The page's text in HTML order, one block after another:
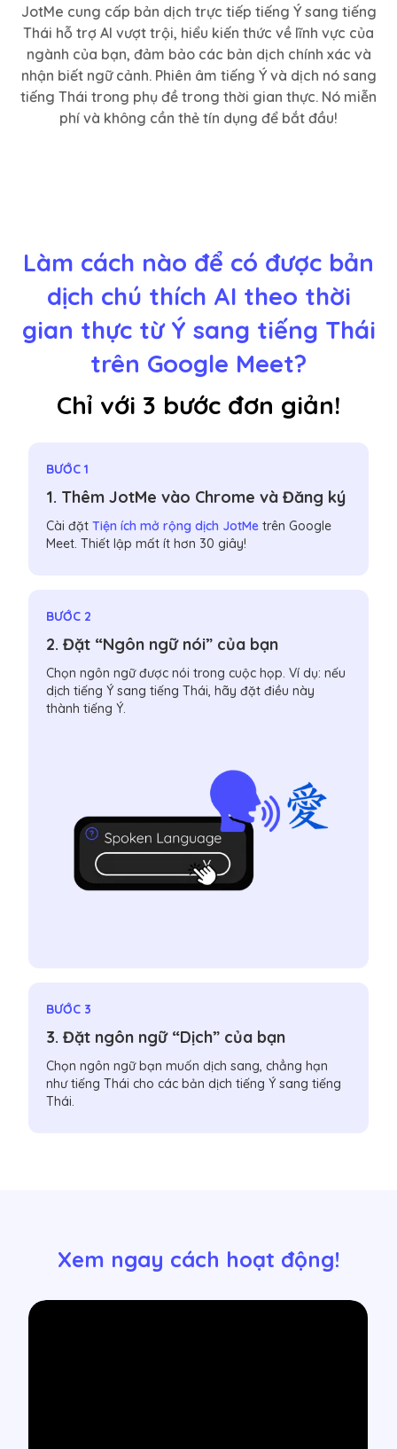
JotMe cung cấp bản dịch trực tiếp tiếng Ý sang tiếng
Thái hỗ trợ AI vượt trội, hiểu kiến thức về lĩnh vực của
ngành của bạn, đảm bảo các bản dịch chính xác và
nhận biết ngữ cảnh. Phiên âm tiếng Ý và dịch nó sang
tiếng Thái trong phụ đề trong thời gian thực. Nó miễn
phí và không cần thẻ tín dụng để bắt đầu!
Làm cách nào để có được bản
dịch chú thích AI theo thời
gian thực từ Ý sang tiếng Thái
trên Google Meet?
Chỉ với 3 bước đơn giản!
BƯỚC 1
1. Thêm JotMe vào Chrome và Đăng ký
Cài đặtTiện ích mở rộng dịch JotMe trên Google
Meet. Thiết lập mất ít hơn 30 giây!
BƯỚC 2
2. Đặt “Ngôn ngữ nói” của bạn
Chọn ngôn ngữ được nói trong cuộc họp. Ví dụ: nếu
dịch tiếng Ý sang tiếng Thái, hãy đặt điều này
thành tiếng Ý.
BƯỚC 3
3. Đặt ngôn ngữ “Dịch” của bạn
Chọn ngôn ngữ bạn muốn dịch sang, chẳng hạn
như tiếng Thái cho các bản dịch tiếng Ý sang tiếng
Thái.
Xem ngay cách hoạt động!